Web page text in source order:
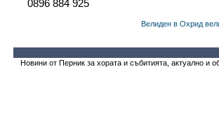
0896 884 925
Велиден в Охрид
Новини от Перник за хората и събитията, актуално и